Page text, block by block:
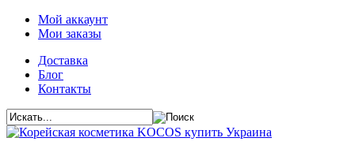
Мой аккаунт
Мои заказы
Доставка
Блог
Контакты